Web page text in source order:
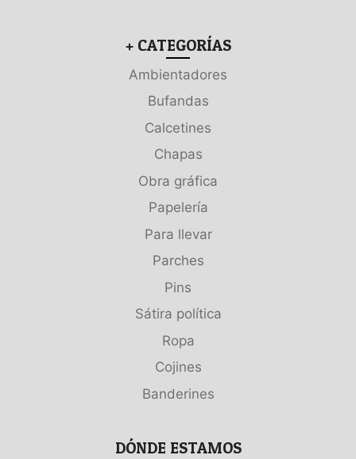
+ CATEGORÍAS
Ambientadores
Bufandas
Calcetines
Chapas
Obra gráfica
Papelería
Para llevar
Parches
Pins
Sátira política
Ropa
Cojines
Banderines
DÓNDE ESTAMOS